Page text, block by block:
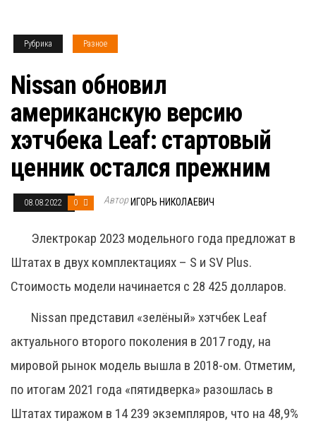
Рубрика Разное
Nissan обновил
американскую версию
хэтчбека Leaf: стартовый
ценник остался прежним
08.08.2022 0 Автор ИГОРЬ НИКОЛАЕВИЧ
Электрокар 2023 модельного года предложат в
Штатах в двух комплектациях – S и SV Plus.
Стоимость модели начинается с 28 425 долларов.
Nissan представил «зелёный» хэтчбек Leaf
актуального второго поколения в 2017 году, на
мировой рынок модель вышла в 2018-ом. Отметим,
по итогам 2021 года «пятидверка» разошлась в
Штатах тиражом в 14 239 экземпляров, что на 48,9%